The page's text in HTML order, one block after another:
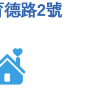
路2號